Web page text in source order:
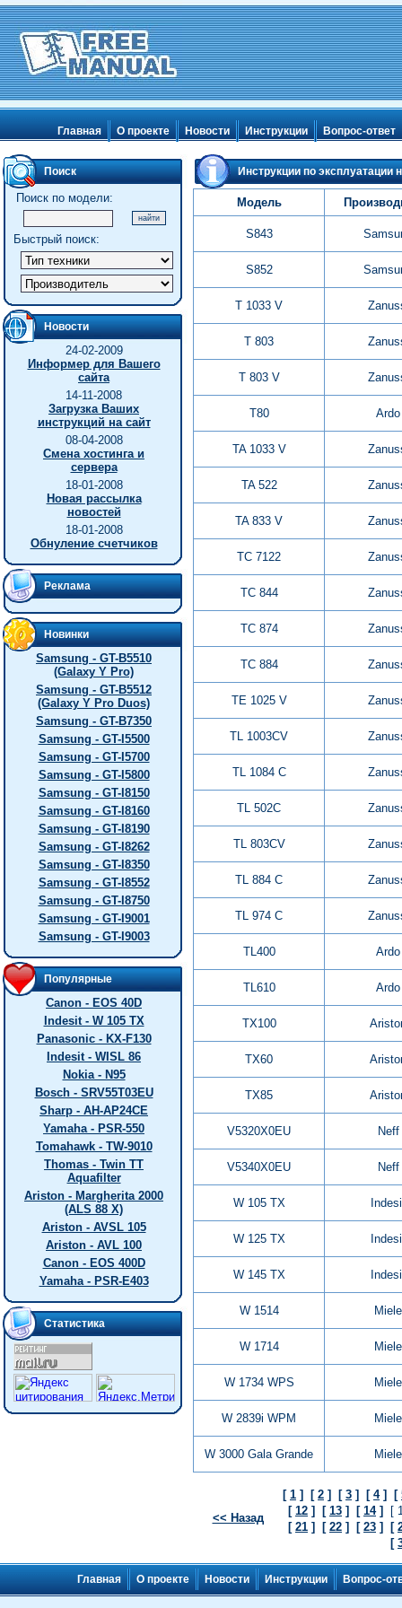
Главная О проекте Новости Инструкции Вопрос-ответ
Поиск
Поиск по модели:
Быстрый поиск:
Новости
24-02-2009
Информер для Вашего
сайта
14-11-2008
Загрузка Ваших
инструкций на сайт
08-04-2008
Смена хостинга и
сервера
18-01-2008
Новая рассылка
новостей
18-01-2008
Обнуление счетчиков
Реклама
Новинки
Samsung - GT-B5510
(Galaxy Y Pro)
Samsung - GT-B5512
(Galaxy Y Pro Duos)
Samsung - GT-B7350
Samsung - GT-I5500
Samsung - GT-I5700
Samsung - GT-I5800
Samsung - GT-I8150
Samsung - GT-I8160
Samsung - GT-I8190
Samsung - GT-I8262
Samsung - GT-I8350
Samsung - GT-I8552
Samsung - GT-I8750
Samsung - GT-I9001
Samsung - GT-I9003
Популярные
Canon - EOS 40D
Indesit - W 105 TX
Panasonic - KX-F130
Indesit - WISL 86
Nokia - N95
Bosch - SRV55T03EU
Sharp - AH-AP24CE
Yamaha - PSR-550
Tomahawk - TW-9010
Thomas - Twin TT
Aquafilter
Ariston - Margherita 2000
(ALS 88 X)
Ariston - AVSL 105
Ariston - AVL 100
Canon - EOS 400D
Yamaha - PSR-E403
Статистика
Инструкции по
Модель
S843
S852
T 1033 V
T 803
T 803 V
T80 Ardo
TA 1033 V
TA 522
TA 833 V
TC 7122
TC 844
TC 874
TC 884
TE 1025 V
TL 1003CV
TL 1084 C
TL 502C
TL 803CV
TL 884 C
TL 974 C
TL400 Ardo
TL610 Ardo
TX100
TX60
TX85
V5320X0EU Neff
V5340X0EU Neff
W 105 TX
W 125 TX
W 145 TX
W 1514 Miele
W 1714 Miele
W 1734 WPS Miele
W 2839i WPM Miele
W 3000 Gala Grande Miele
<< Назад
[ 1 ] [ 2 ] [ 3 ] [ 4] [
[ 12 ] [ 13 ] [ 14]
[
[ 21 ] [ 22 ] [ 23 ] [
[
Главная О проекте Новости Инструкции Вопрос-